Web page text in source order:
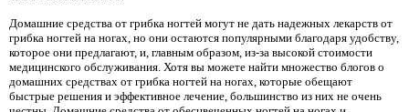
Домашние средства от грибка ногтей могут не дать надежных лекарств от
грибка ногтей на ногах, но они остаются популярными благодаря удобству,
которое они предлагают, и, главным образом, из-за высокой стоимости
медицинского обслуживания. Хотя вы можете найти множество блогов о
домашних средствах от грибка ногтей на ногах, которые обещают
быстрые решения и эффективное лечение, большинство из них не очень